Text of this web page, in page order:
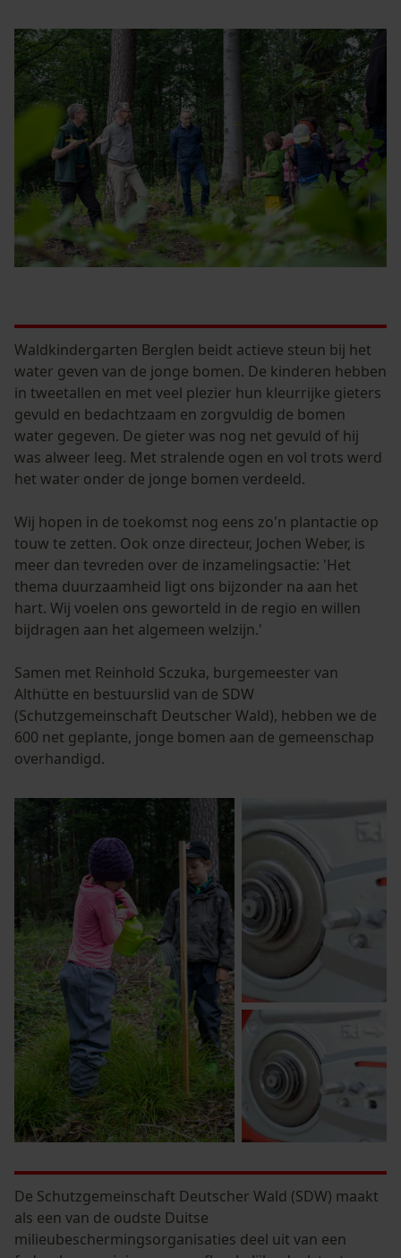
Waldkindergarten Berglen beidt actieve steun bij het
water geven van de jonge bomen. De kinderen hebben
in tweetallen en met veel plezier hun kleurrijke gieters
gevuld en bedachtzaam en zorgvuldig de bomen
water gegeven. De gieter was nog net gevuld of hij
was alweer leeg. Met stralende ogen en vol trots werd
het water onder de jonge bomen verdeeld.
Wij hopen in de toekomst nog eens zo'n plantactie op
touw te zetten. Ook onze directeur, Jochen Weber, is
meer dan tevreden over de inzamelingsactie: 'Het
thema duurzaamheid ligt ons bijzonder na aan het
hart. Wij voelen ons geworteld in de regio en willen
bijdragen aan het algemeen welzijn.'
Samen met Reinhold Sczuka, burgemeester van
Althütte en bestuurslid van de SDW
(Schutzgemeinschaft Deutscher Wald), hebben we de
600 net geplante, jonge bomen aan de gemeenschap
overhandigd.
De Schutzgemeinschaft Deutscher Wald (SDW) maakt
als een van de oudste Duitse
milieubeschermingsorganisaties deel uit van een